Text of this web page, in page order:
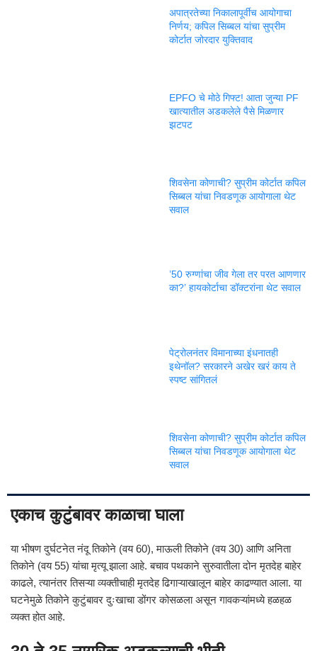
अपात्रतेच्या निकालापूर्वीच आयोगाचा
निर्णय; कपिल सिब्बल यांचा सुप्रीम
कोर्टात जोरदार युक्तिवाद
EPFO चे मोठे गिफ्ट! आता जुन्या PF
खात्यातील अडकलेले पैसे मिळणार
झटपट
शिवसेना कोणाची? सुप्रीम कोर्टात कपिल
सिब्बल यांचा निवडणूक आयोगाला थेट
सवाल
’50 रुग्णांचा जीव गेला तर परत आणणार
का?’ हायकोर्टाचा डॉक्टरांना थेट सवाल
पेट्रोलनंतर विमानाच्या इंधनातही
इथेनॉल? सरकारने अखेर खरं काय ते
स्पष्ट सांगितलं
शिवसेना कोणाची? सुप्रीम कोर्टात कपिल
सिब्बल यांचा निवडणूक आयोगाला थेट
सवाल
एकाच कुटुंबावर काळाचा घाला
या भीषण दुर्घटनेत नंदू तिकोने (वय 60), माऊली तिकोने (वय 30) आणि अनिता
तिकोने (वय 55) यांचा मृत्यू झाला आहे. बचाव पथकाने सुरुवातीला दोन मृतदेह बाहेर
काढले, त्यानंतर तिसऱ्या व्यक्तीचाही मृतदेह ढिगाऱ्याखालून बाहेर काढण्यात आला. या
घटनेमुळे तिकोने कुटुंबावर दुःखाचा डोंगर कोसळला असून गावकऱ्यांमध्ये हळहळ
व्यक्त होत आहे.